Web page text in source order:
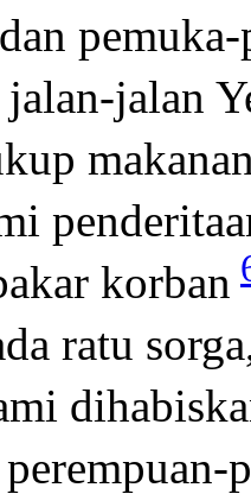
jalan
korban
ratu